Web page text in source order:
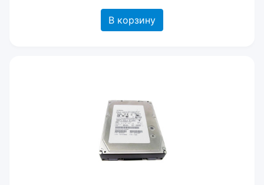
В корзину